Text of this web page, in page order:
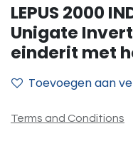
LEPUS 2000
Unigate
einderit met
Toevoegen aan
Terms and Conditions